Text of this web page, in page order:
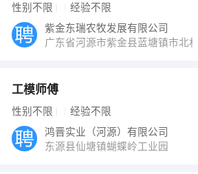
性别不限 经验不限
紫金东瑞农牧发展有限公司
广东省河源市紫金县蓝塘镇市北村
工模师傅
性别不限 经验不限
鸿晋实业（河源）有限公司
东源县仙塘镇蝴蝶岭工业园